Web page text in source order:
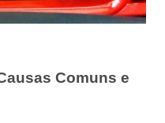
Comuns e